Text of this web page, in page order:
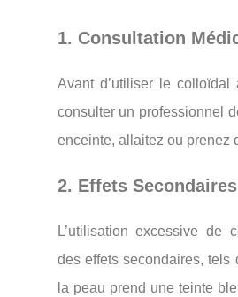
1. Consultation
Avant d’utiliser le
consulter un professionnel
enceinte, allaitez ou prenez
2. Effets
L’utilisation excessive de
des effets secondaires, tels
la peau prend une teinte